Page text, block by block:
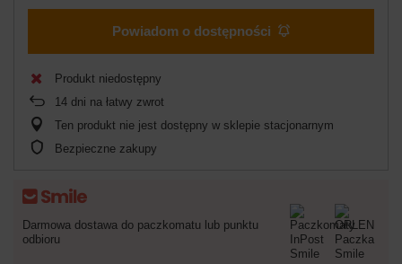
Powiadom o dostępności
Produkt niedostępny
14 dni na łatwy zwrot
Ten produkt nie jest dostępny w sklepie stacjonarnym
Bezpieczne zakupy
Darmowa dostawa do paczkomatu lub punktu
odbioru